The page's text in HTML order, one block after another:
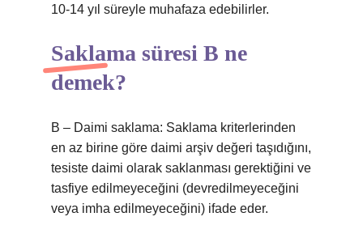
10-14 yıl süreyle muhafaza edebilirler.
Saklama süresi B ne
demek?
B – Daimi saklama: Saklama kriterlerinden
en az birine göre daimi arşiv değeri taşıdığını,
tesiste daimi olarak saklanması gerektiğini ve
tasfiye edilmeyeceğini (devredilmeyeceğini
veya imha edilmeyeceğini) ifade eder.